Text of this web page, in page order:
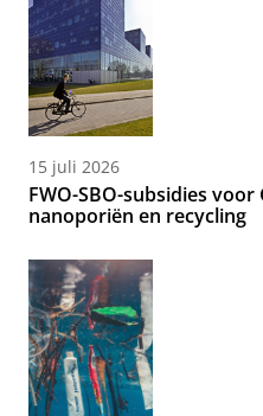
15 juli 2026
FWO-SBO-subsidies
nanoporiën en recycling